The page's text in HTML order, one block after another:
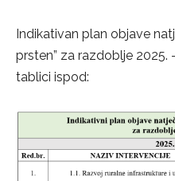
Indikativan plan objave
prsten” za razdoblje 2025.
tablici ispod: